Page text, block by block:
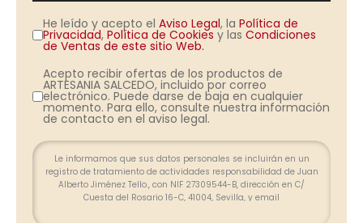
He leído y acepto el Aviso Legal, la Política de
Privacidad, Política de Cookies y las Condiciones
de Ventas de este sitio Web.
Acepto recibir ofertas de los productos de
ARTESANIA SALCEDO, incluido por correo
electrónico. Puede darse de baja en cualquier
momento. Para ello, consulte nuestra información
de contacto en el aviso legal.
Le informamos que sus datos personales se incluirán en un
registro de tratamiento de actividades responsabilidad de Juan
Alberto Jiménez Tello., con NIF 27309544-B, dirección en C/
Cuesta del Rosario 16-C, 41004, Sevilla, y email